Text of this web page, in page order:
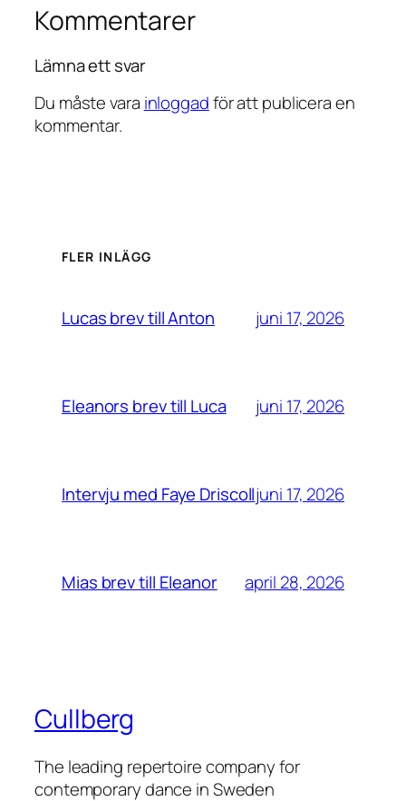
Kommentarer
Lämna ett svar
Du måste vara inloggadför att publicera en
kommentar.
FLER INLÄGG
Lucas brev till Anton juni 17, 2026
Eleanors brev till Luca juni 17, 2026
Intervju med Faye Driscolljuni 17, 2026
Mias brev till Eleanor april 28, 2026
Cullberg
The leading repertoire company for
contemporary dance in Sweden